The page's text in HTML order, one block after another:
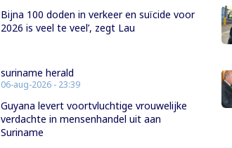
Bijna 100 doden in verkeer en suïcide voor
2026 is veel te veel’, zegt Lau
suriname herald
06-aug-2026 - 23:39
Guyana levert voortvluchtige vrouwelijke
verdachte in mensenhandel uit aan
Suriname